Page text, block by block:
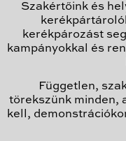
Szakértőink és
kerékpározást
kampányokkal és
Független,
törekszünk minden,
kell,